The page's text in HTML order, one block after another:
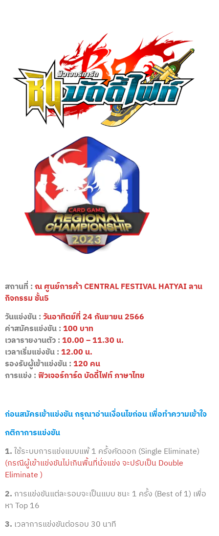
สถานที่ :ณ ศูนย์การค้า CENTRAL FESTIVAL HATYAI ลาน
กิจกรรม ชั้น5
วันแข่งขัน :วันอาทิตย์ที่ 24 กันยายน 2566
ค่าสมัครแข่งขัน :100 บาท
เวลารายงานตัว :10.00 – 11.30 น.
เวลาเริ่มแข่งขัน :12.00 น.
รองรับผู้เข้าแข่งขัน :120 คน
การแข่ง : ฟิวเจอร์การ์ด บัดดี้ไฟท์ ภาษาไทย
ก่อนสมัครเข้าแข่งขัน กรุณาอ่านเงื่อนไขก่อน เพื่อทำความเข้าใจ
กติกาการแข่งขัน
1.ใช้ระบบการแข่งแบบแพ้ 1 ครั้งคัดออก (Single Eliminate)
(กรณีผู้เข้าแข่งขันไม่เกินพื้นที่นั่งแข่ง จะปรับเป็น Double
Eliminate )
2. การแข่งขันแต่ละรอบจะเป็นแบบ ชนะ 1 ครั้ง (Best of 1) เพื่อ
หา Top 16
3. เวลาการแข่งขันต่อรอบ 30 นาที